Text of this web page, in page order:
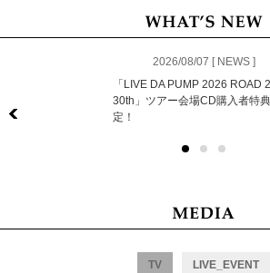
2026/08/07 [ NEWS ]
「LIVE DA PUMP 2026 ROAD
30th」ツアー会場CD購入者特
定！
TV LIVE_EVENT